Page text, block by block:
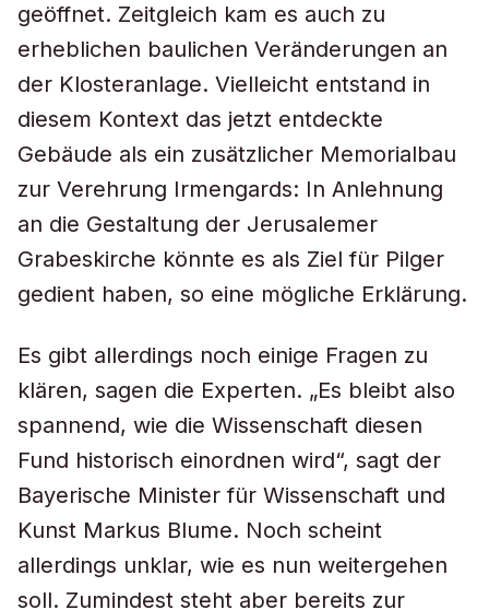
geöffnet. Zeitgleich kam es auch zu
erheblichen baulichen Veränderungen an
der Klosteranlage. Vielleicht entstand in
diesem Kontext das jetzt entdeckte
Gebäude als ein zusätzlicher Memorialbau
zur Verehrung Irmengards: In Anlehnung
an die Gestaltung der Jerusalemer
Grabeskirche könnte es als Ziel für Pilger
gedient haben, so eine mögliche Erklärung.
Es gibt allerdings noch einige Fragen zu
klären, sagen die Experten. „Es bleibt also
spannend, wie die Wissenschaft diesen
Fund historisch einordnen wird“, sagt der
Bayerische Minister für Wissenschaft und
Kunst Markus Blume. Noch scheint
allerdings unklar, wie es nun weitergehen
soll. Zumindest steht aber bereits zur